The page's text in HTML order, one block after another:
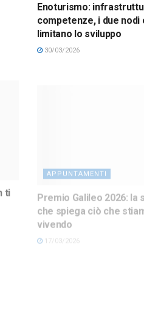
Enoturismo:
competenze, i due nodi
limitano lo sviluppo
30/03/2026
che spiega ciò che
vivendo
17/03/2026